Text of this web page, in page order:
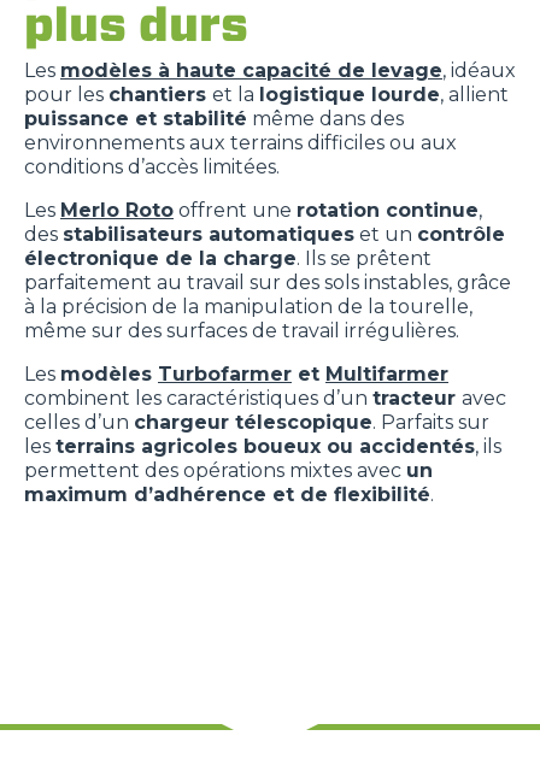
plus durs
Les modèles à haute capacité de levage, idéaux
pour les chantiers et la logistique lourde, allient
puissance et stabilité même dans des
environnements aux terrains difficiles ou aux
conditions d’accès limitées.
Les Merlo Roto offrent une rotation continue,
des stabilisateurs automatiques et un contrôle
électronique de la charge. Ils se prêtent
parfaitement au travail sur des sols instables, grâce
à la précision de la manipulation de la tourelle,
même sur des surfaces de travail irrégulières.
Les modèles Turbofarmer et Multifarmer
combinent les caractéristiques d’un tracteur avec
celles d’un chargeur télescopique. Parfaits sur
les terrains agricoles boueux ou accidentés, ils
permettent des opérations mixtes avec un
maximum d’adhérence et de flexibilité.